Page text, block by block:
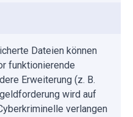
Dateien können
funktionierende
Erweiterung (z. B.
wird auf
verlangen